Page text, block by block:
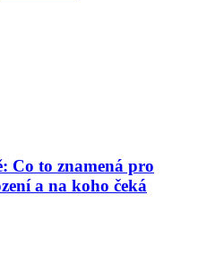
Co to znamená pro
a na koho čeká